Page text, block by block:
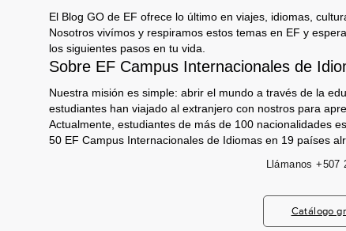
El Blog GO de EF ofrece lo último en viajes, idiomas,
Nosotros vivímos y respiramos estos temas en EF y
los siguientes pasos en tu vida.
Sobre EF Campus Internacionales de
Nuestra misión es simple: abrir el mundo a través de la
estudiantes han viajado al extranjero con nostros para
Actualmente, estudiantes de más de 100 nacionalidades
50 EF Campus Internacionales de Idiomas en 19 países
Llámanos +507
Catálogo